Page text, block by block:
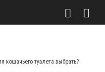
кошачьего туалета выбрать?